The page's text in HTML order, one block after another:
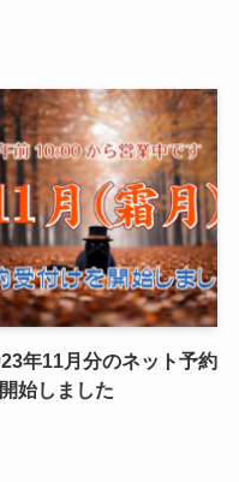
年11月分のネット予約
始しました